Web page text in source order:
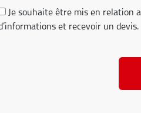
Je souhaite être mis en relation
et recevoir un devis.